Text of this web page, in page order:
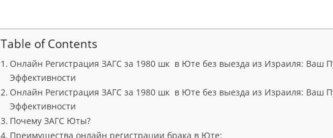
Table of Contents
Онлайн Регистрация ЗАГС за 1980 шк в Юте без выезда из Израиля: Ваш
Эффективности
Онлайн Регистрация ЗАГС за 1980 шк в Юте без выезда из Израиля: Ваш
Эффективности
Почему ЗАГС Юты?
Преимущества онлайн регистрации брака в Юте: